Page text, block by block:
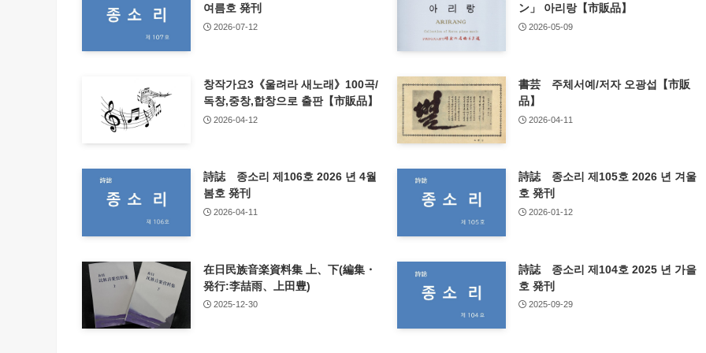
여름호 発刊
2026-07-12
ン」 아리랑【市販品】
2026-05-09
창작가요3《울려라 새노래》100곡/
독창,중창,합창으로 출판【市販品】
2026-04-12
書芸 주체서예/저자 오광섭【市販
品】
2026-04-11
詩誌 종소리 제106호 2026 년 4월
봄호 発刊
2026-04-11
詩誌 종소리 제105호 2026 년 겨울
호 発刊
2026-01-12
在日民族音楽資料集 上、下(編集・
発行:李喆雨、上田豊)
2025-12-30
詩誌 종소리 제104호 2025 년 가을
호 発刊
2025-09-29